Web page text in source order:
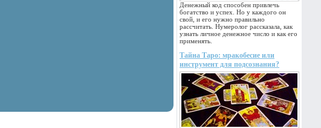
Денежный код способен привлечь
богатство и успех. Но у каждого он
свой, и его нужно правильно
рассчитать. Нумеролог рассказала, как
узнать личное денежное число и как его
применять.
Тайна Таро: мракобесие или
инструмент для подсознания?